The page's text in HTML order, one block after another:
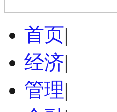
首页|
经济|
管理|